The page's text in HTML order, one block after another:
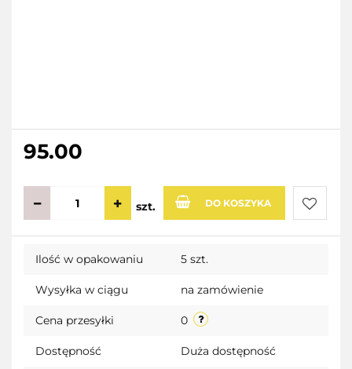
95.00
szt. DO KOSZYKA
Do
Ilość w opakowaniu 5 szt.
Wysyłka w ciągu na zamówienie
Cena przesyłki 0
Dostępność Duża dostępność